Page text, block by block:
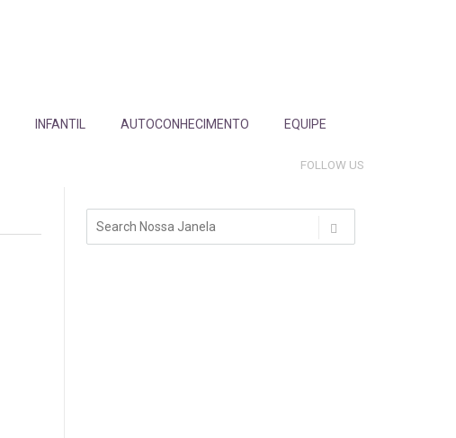
INFANTIL AUTOCONHECIMENTO EQUIPE
FOLLOW US